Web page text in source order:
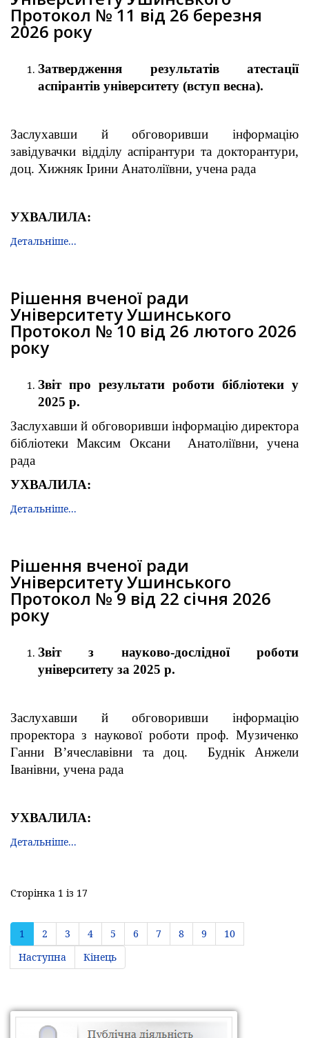
Протокол № 11 від 26 березня
2026 року
Затвердження результатів атестації
аспірантів університету (вступ весна).
Заслухавши й обговоривши інформацію
завідувачки відділу аспірантури та докторантури,
доц. Хижняк Ірини Анатоліївни, учена рада
УХВАЛИЛА:
Детальніше...
Рішення вченої ради
Університету Ушинського
Протокол № 10 від 26 лютого 2026
року
Звіт про результати роботи бібліотеки у
2025 р.
Заслухавши й обговоривши інформацію директора
бібліотеки Максим Оксани Анатоліївни, учена
рада
УХВАЛИЛА:
Детальніше...
Рішення вченої ради
Університету Ушинського
Протокол № 9 від 22 січня 2026
року
Звіт з науково-дослідної роботи
університету за 2025 р.
Заслухавши й обговоривши інформацію
проректора з наукової роботи проф. Музиченко
Ганни В’ячеславівни та доц. Буднік Анжели
Іванівни, учена рада
УХВАЛИЛА:
Детальніше...
Сторінка 1 із 17
1 2 3 4 5 6 7 8 9
10
Наступна
Кінець